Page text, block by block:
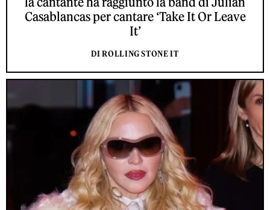
Casablancas per cantare ‘Take It Or Leave
It’
DI ROLLING STONE IT